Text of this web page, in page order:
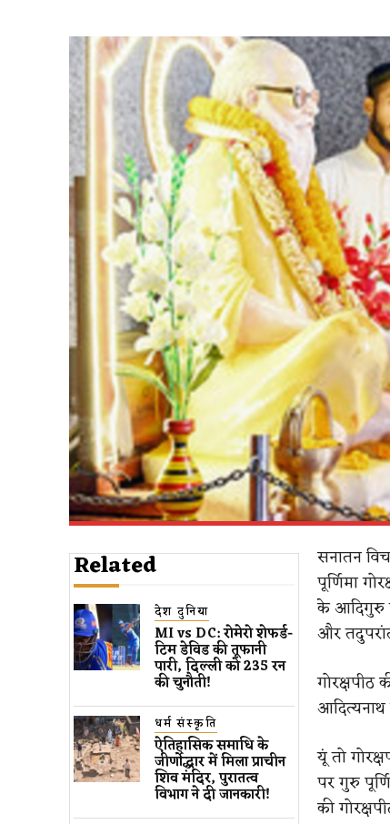
Related
देश दुनिया
MI vs DC: रोमेरो शेफर्ड-
टिम डेविड की तूफानी
पारी, दिल्ली को 235 रन
की चुनौती!
धर्म संस्कृति
ऐतिहासिक समाधि के
जीर्णोद्धार में मिला प्राचीन
शिव मंदिर, पुरातत्व
विभाग ने दी जानकारी!
सनातन
पूर्णिमा
के आदिगुरु
और
गोरक्षपीठ
यूं तो
पर गुरु
की